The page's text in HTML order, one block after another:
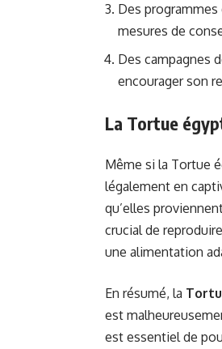
Des
mesures de
Des campagnes
encourager son
La Tortue
Même si la Tortue
légalement en
qu’elles
crucial de
une alimentation
En résumé, la
est
est essentiel de